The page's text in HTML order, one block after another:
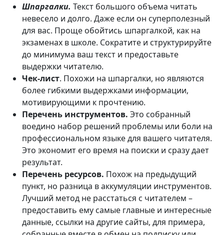
Шпаргалки. Текст большого объема читать
невесело и долго. Даже если он суперполезный
для вас. Проще обойтись шпаргалкой, как на
экзаменах в школе. Сократите и структурируйте
до минимума ваш текст и предоставьте
выдержки читателю.
Чек-лист. Похожи на шпаргалки, но являются
более гибкими выдержками информации,
мотивирующими к прочтению.
Перечень инструментов. Это собранный
воедино набор решений проблемы или боли на
профессиональном языке для вашего читателя.
Это экономит его время на поиски и сразу дает
результат.
Перечень ресурсов. Похож на предыдущий
пункт, но разница в аккумуляции инструментов.
Лучший метод не расстаться с читателем –
предоставить ему самые главные и интересные
данные, ссылки на другие сайты, для примера,